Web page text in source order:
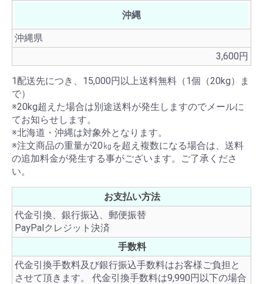
沖縄
沖縄県
3,600円
1配送先につき、15,000円以上送料無料（1個（20kg）ま
で）
※20kg超えた場合は別途送料が発生しますのでメールに
てお知らせします。
※北海道・沖縄は対象外となります。
※注文商品の重量が20㎏を超え複数になる場合は、送料
の追加料金が発生する事がございます。ご了承くださ
い。
お支払い方法
代金引換、銀行振込、郵便振替
PayPalクレジット決済
手数料
代金引換手数料及び銀行振込手数料はお客様ご負担と
させて頂きます。 代金引換手数料は9,990円以下の場合